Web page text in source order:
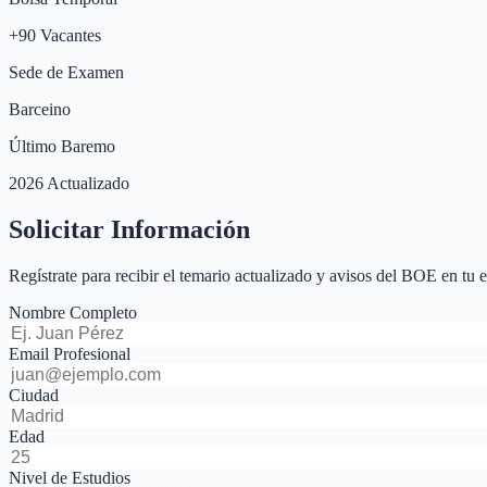
+90 Vacantes
Sede de Examen
Barceino
Último Baremo
2026 Actualizado
Solicitar Información
Regístrate para recibir el temario actualizado y avisos del BOE en tu
Nombre Completo
Email Profesional
Ciudad
Edad
Nivel de Estudios